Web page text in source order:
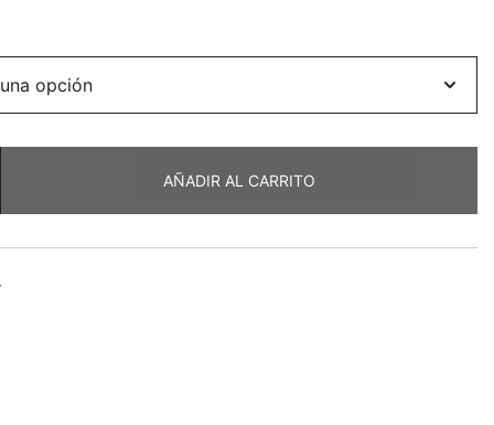
AÑADIR AL CARRITO